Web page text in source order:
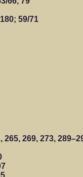
59/71
265, 269, 273,